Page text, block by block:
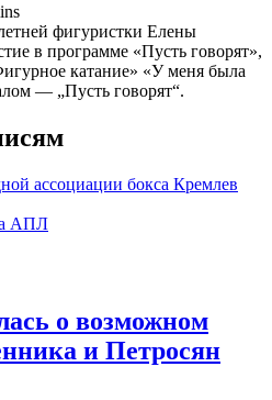
фигуристки Елены
в программе «Пусть говорят»,
катание» «У меня была
— „Пусть говорят“.
ассоциации бокса Кремлев
АПЛ
о возможном
и Петросян